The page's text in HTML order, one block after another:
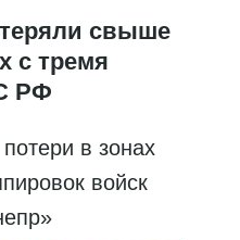
свыше
с тремя
РФ
в зонах
войск